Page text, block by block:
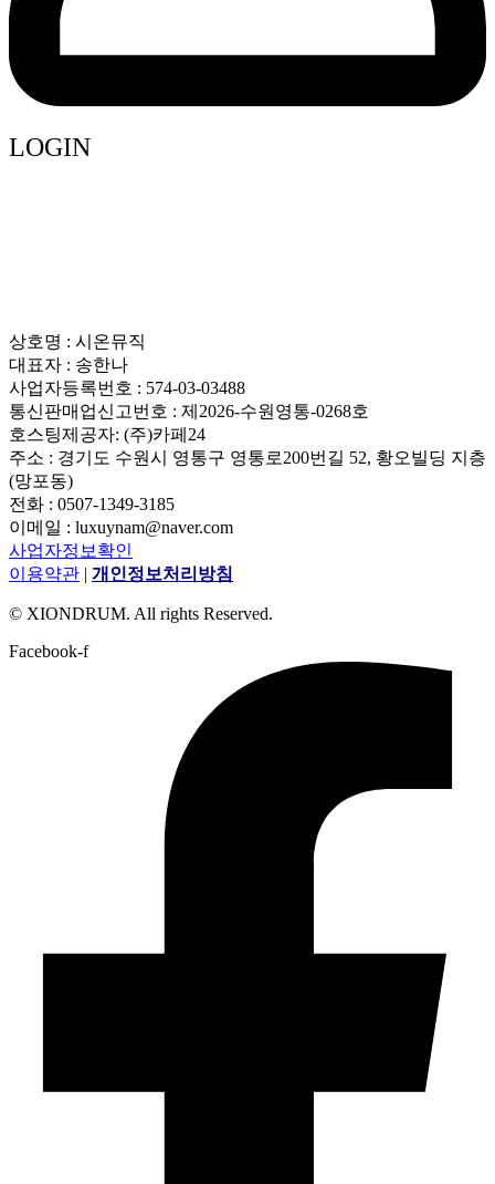
LOGIN
상호명 : 시온뮤직
대표자 : 송한나
사업자등록번호 : 574-03-03488
통신판매업신고번호 : 제2026-수원영통-0268호
호스팅제공자: (주)카페24
주소 : 경기도 수원시 영통구 영통로200번길 52, 황오빌딩 지층
(망포동)
전화 : 0507-1349-3185
이메일 : luxuynam@naver.com
사업자정보확인
이용약관 | 개인정보처리방침
© XIONDRUM. All rights Reserved.
Facebook-f